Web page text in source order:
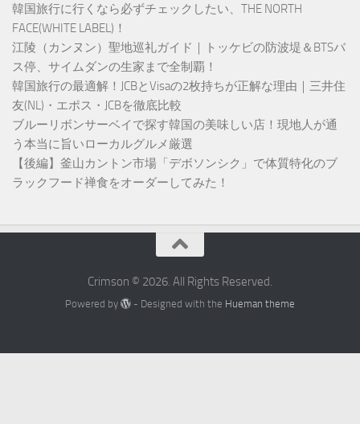
韓国旅行に行くなら必ずチェックしたい、THE NORTH
FACE(WHITE LABEL)！
江陵（カンヌン）聖地巡礼ガイド｜トッケビの防波堤＆BTSバ
ス停、サイムダンの生家まで全制覇！
韓国旅行の最適解！JCBとVisaの2枚持ちが正解な理由｜三井住
友(NL)・エポス・JCBを徹底比較
ブルーリボンサーベイで探す韓国の美味しい店！現地人が通
う本当に旨いローカルグルメ厳選
【後編】釜山カントン市場「デボソンシク」で体質特化のブ
ラックフード禅食をオーダーしてみた！
Crimson © 2026. All Rights Reserved.
Powered by - Designed with the Hueman theme